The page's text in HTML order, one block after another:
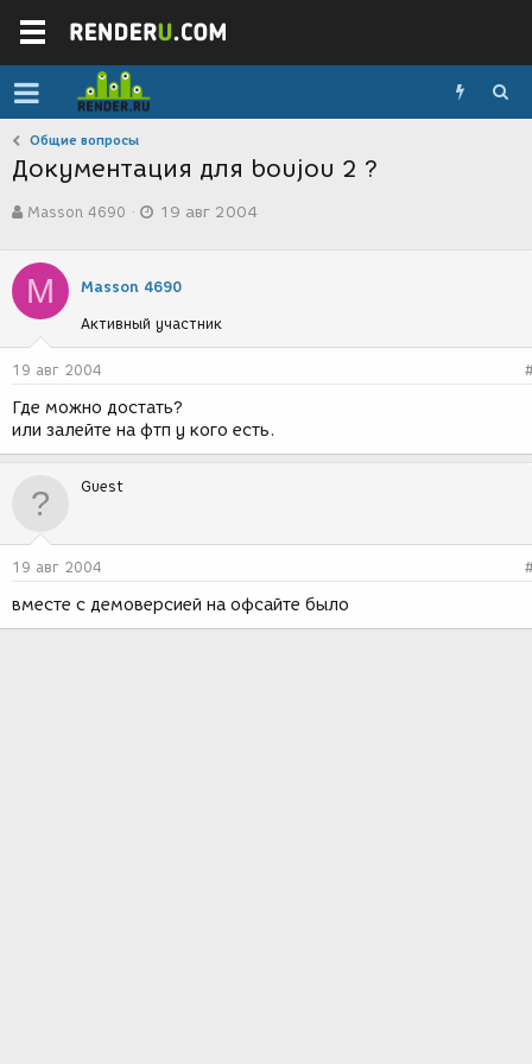
Общие вопросы
Документация для boujou 2 ?
в
о
р
т
е
м
ы
Masson 4690
а
с
з
д
и
я
19 авг 2004
M Masson 4690
Активный участник
19 авг 2004
Где можно достать?
или залейте на фтп у кого есть.
Guest
19 авг 2004
вместе с демоверсией на офсайте было